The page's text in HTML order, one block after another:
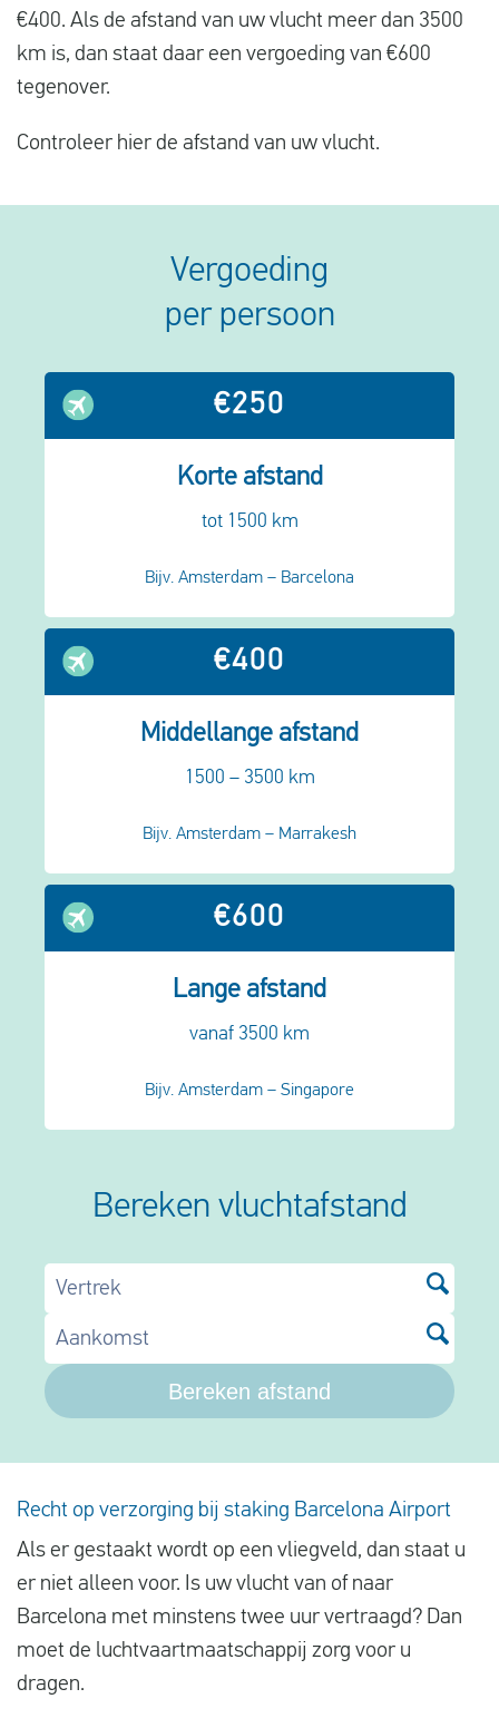
€400. Als de afstand van uw vlucht meer dan 3500
km is, dan staat daar een vergoeding van €600
tegenover.
Controleer hier de afstand van uw vlucht.
Vergoeding
per persoon
€250
Korte afstand
tot 1500 km
Bijv. Amsterdam – Barcelona
€400
Middellange afstand
1500 – 3500 km
Bijv. Amsterdam – Marrakesh
€600
Lange afstand
vanaf 3500 km
Bijv. Amsterdam – Singapore
Bereken vluchtafstand
Vertrek
Aankomst
Bereken afstand
Recht op verzorging bij staking Barcelona Airport
Als er gestaakt wordt op een vliegveld, dan staat u
er niet alleen voor. Is uw vlucht van of naar
Barcelona met minstens twee uur vertraagd? Dan
moet de luchtvaartmaatschappij zorg voor u
dragen.